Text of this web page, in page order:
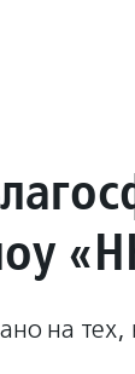
на тех,